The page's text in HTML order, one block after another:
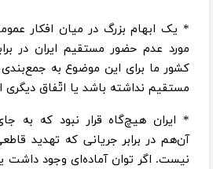
* یک ابهام بزرگ در میان افکار
مورد عدم حضور مستقیم ایران در
کشور ما برای این موضوع به
مستقیم نداشته باشد یا اتّفاق دیگری
* ایران هیچ‌گاه قرار نبود که به
آن‌هم در برابر جریانی که تهدید
نیست. اگر توان آماده‌ای وجود داشت